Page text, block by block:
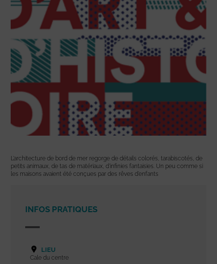
L’architecture de bord de mer regorge de détails colorés, tarabiscotés, de
petits animaux, de tas de matériaux, d’infinies fantaisies. Un peu comme si
les maisons avaient été conçues par des rêves d’enfants
INFOS PRATIQUES
LIEU
Cale du centre